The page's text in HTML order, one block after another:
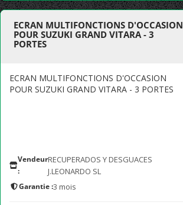
ECRAN MULTIFONCTIONS D'OCCASION
POUR SUZUKI GRAND VITARA - 3
PORTES
ECRAN MULTIFONCTIONS D'OCCASION
POUR SUZUKI GRAND VITARA - 3 PORTES
Vendeur
:
RECUPERADOS Y DESGUACES
J.LEONARDO SL
Garantie :3 mois